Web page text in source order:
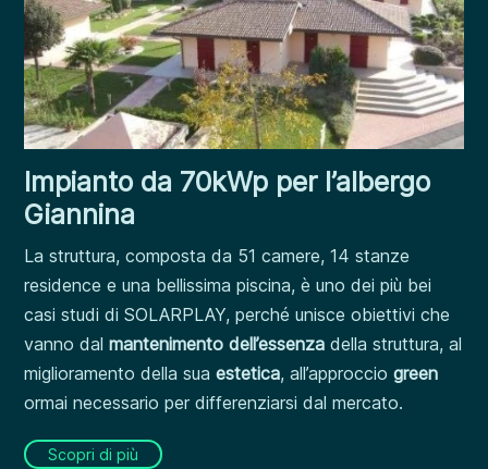
Impianto da 70kWp per l’albergo
Giannina
La struttura, composta da 51 camere, 14 stanze
residence e una bellissima piscina, è uno dei più bei
casi studi di SOLARPLAY, perché unisce obiettivi che
vanno dalmantenimento dell’essenza della struttura, al
miglioramento della suaestetica, all’approcciogreen
ormai necessario per differenziarsi dal mercato.
Scopri di più